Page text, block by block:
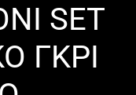
SET
ΓΚΡΙ